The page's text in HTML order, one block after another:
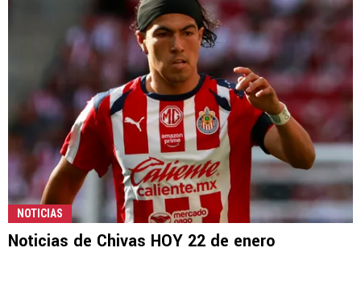
NOTICIAS
Noticias de Chivas HOY 22 de enero